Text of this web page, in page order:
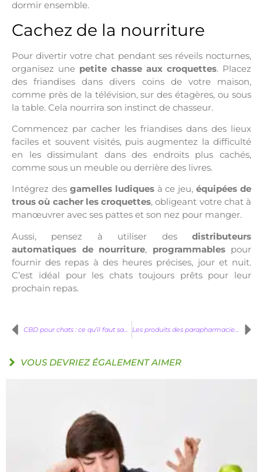
dormir ensemble.
Cachez de la nourriture
Pour divertir votre chat pendant ses réveils nocturnes,
organisez une petite chasse aux croquettes. Placez
des friandises dans divers coins de votre maison,
comme près de la télévision, sur des étagères, ou sous
la table. Cela nourrira son instinct de chasseur.
Commencez par cacher les friandises dans des lieux
faciles et souvent visités, puis augmentez la difficulté
en les dissimulant dans des endroits plus cachés,
comme sous un meuble ou derrière des livres.
Intégrez des gamelles ludiquesà ce jeu,équipées de
trous où cacher les croquettes, obligeant votre chat à
manœuvrer avec ses pattes et son nez pour manger.
Aussi, pensez à utiliser des distributeurs
automatiques de nourriture, programmablespour
fournir des repas à des heures précises, jour et nuit.
C’est idéal pour les chats toujours prêts pour leur
prochain repas.
CBD pour chats : ce qu’il faut savoir pour s’en servir efficacement Les produits des parapharmacies contribuent au bien-être de vos animaux
VOUS DEVRIEZ ÉGALEMENT AIMER